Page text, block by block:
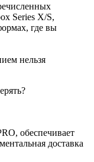
Series X/S,
где вы
нельзя
обеспечивает
доставка